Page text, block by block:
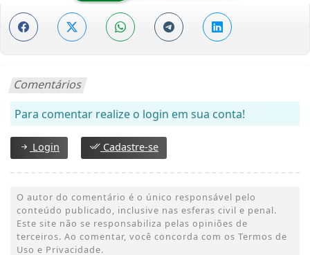
Comentários
Para comentar realize o login em sua conta!
Login Cadastre-se
O autor do comentário é o único responsável pelo
conteúdo publicado, inclusive nas esferas civil e penal.
Este site não se responsabiliza pelas opiniões de
terceiros. Ao comentar, você concorda com os Termos de
Uso e Privacidade.